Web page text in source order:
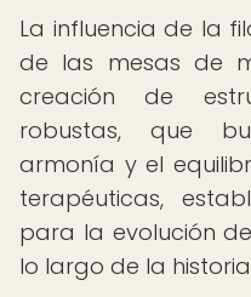
La influencia de la
de las mesas de
creación de
robustas, que
armonía y el
terapéuticas,
para la evolución
lo largo de la